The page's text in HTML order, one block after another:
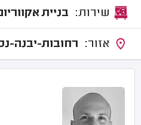
בניית
רחובות-יבנה-